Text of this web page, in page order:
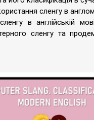
сленгу в
в англійській
сленгу та